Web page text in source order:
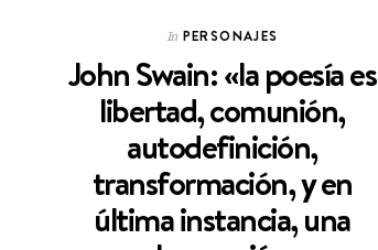
In PERSONAJES
John Swain: «la poesía es
libertad, comunión,
autodefinición,
transformación, y en
última instancia, una